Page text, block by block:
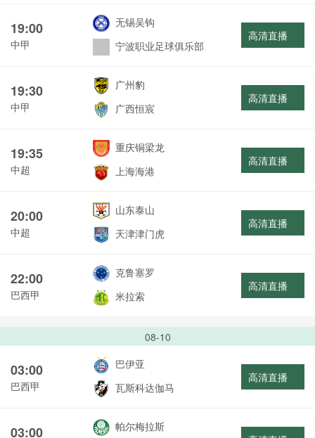
19:00
中甲
无锡吴钩
宁波职业足球俱乐部
高清直播
19:30
中甲
广州豹
广西恒宸
高清直播
19:35
中超
重庆铜梁龙
上海海港
高清直播
20:00
中超
山东泰山
天津津门虎
高清直播
22:00
巴西甲
克鲁塞罗
米拉索
高清直播
08-10
03:00
巴西甲
巴伊亚
瓦斯科达伽马
高清直播
03:00
帕尔梅拉斯